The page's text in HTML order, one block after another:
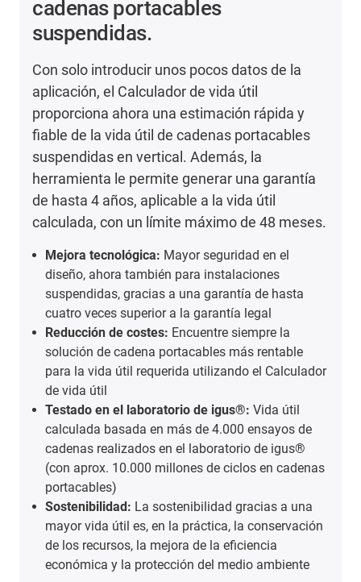
cadenas portacables
suspendidas.
Con solo introducir unos pocos datos de la
aplicación, el Calculador de vida útil
proporciona ahora una estimación rápida y
fiable de la vida útil de cadenas portacables
suspendidas en vertical. Además, la
herramienta le permite generar una garantía
de hasta 4 años, aplicable a la vida útil
calculada, con un límite máximo de 48 meses.
Mejora tecnológica: Mayor seguridad en el
diseño, ahora también para instalaciones
suspendidas, gracias a una garantía de hasta
cuatro veces superior a la garantía legal
Reducción de costes: Encuentre siempre la
solución de cadena portacables más rentable
para la vida útil requerida utilizando el Calculador
de vida útil
Testado en el laboratorio de igus®: Vida útil
calculada basada en más de 4.000 ensayos de
cadenas realizados en el laboratorio de igus®
(con aprox. 10.000 millones de ciclos en cadenas
portacables)
Sostenibilidad: La sostenibilidad gracias a una
mayor vida útil es, en la práctica, la conservación
de los recursos, la mejora de la eficiencia
económica y la protección del medio ambiente